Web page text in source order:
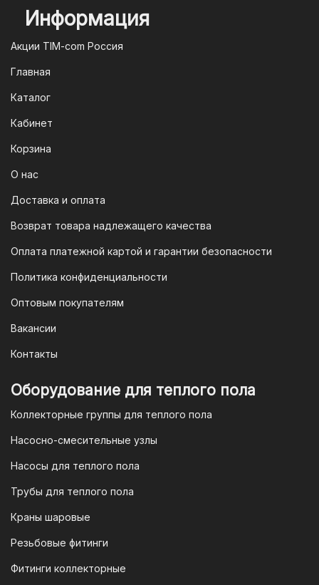
2. Оплата через систему быстрых
платежей (СПБ)
Мы следим за современными
систему быстрых платежей (СПБ).
предоставлен QR-код. Просто
доступен для большинства российских
3. Оплата по QR-коду
— это QR-код. После оформления
заказа мы предоставим вам
уникальный QR-код, который можно
приложении вашего банка. Это быстро,
удобно и безопасно.
юридических лиц
Для наших корпоративных клиентов
мы предлагаем безналичную оплату по
выставим вам счет, который можно
оплатить в течение 3 рабочих дней.
Информация
Акции TIM-com Россия
Главная
Каталог
Кабинет
Корзина
О нас
Доставка и оплата
Возврат товара надлежащего качества
Оплата платежной картой и гарантии безопасности
Политика конфиденциальности
Оптовым покупателям
Вакансии
Контакты
Оборудование для теплого пола
Коллекторные группы для теплого пола
Насосно-смесительные узлы
Насосы для теплого пола
Трубы для теплого пола
Краны шаровые
Резьбовые фитинги
Фитинги коллекторные